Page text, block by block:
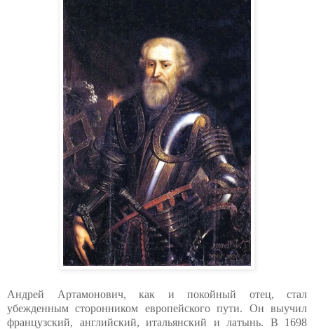
Андрей Артамонович, как и покойный отец, стал
убежденным сторонником европейского пути. Он выучил
французский, английский, итальянский и латынь. В 1698